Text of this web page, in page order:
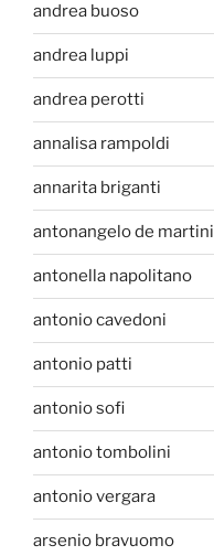
andrea buoso
andrea luppi
andrea perotti
annalisa rampoldi
annarita briganti
antonangelo de martini
antonella napolitano
antonio cavedoni
antonio patti
antonio sofi
antonio tombolini
antonio vergara
arsenio bravuomo